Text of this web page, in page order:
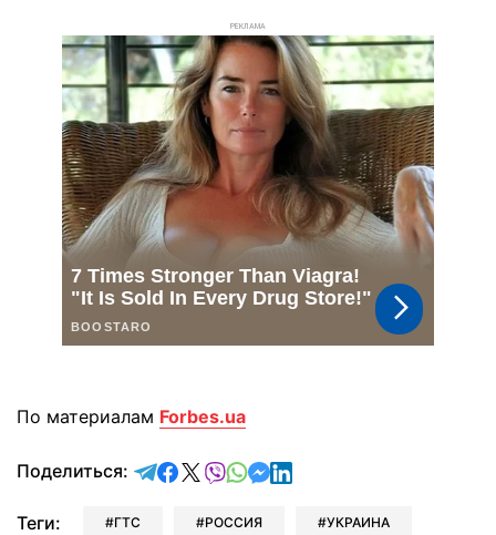
РЕКЛАМА
По материалам Forbes.ua
Поделиться: отправить в Telegram
поделиться в Facebook
поделиться в X
отправить в Viber
отправить в Whatsapp
отправить в Messenger
отправить в LinkedIn
Теги: ГТС РОССИЯ УКРАИНА